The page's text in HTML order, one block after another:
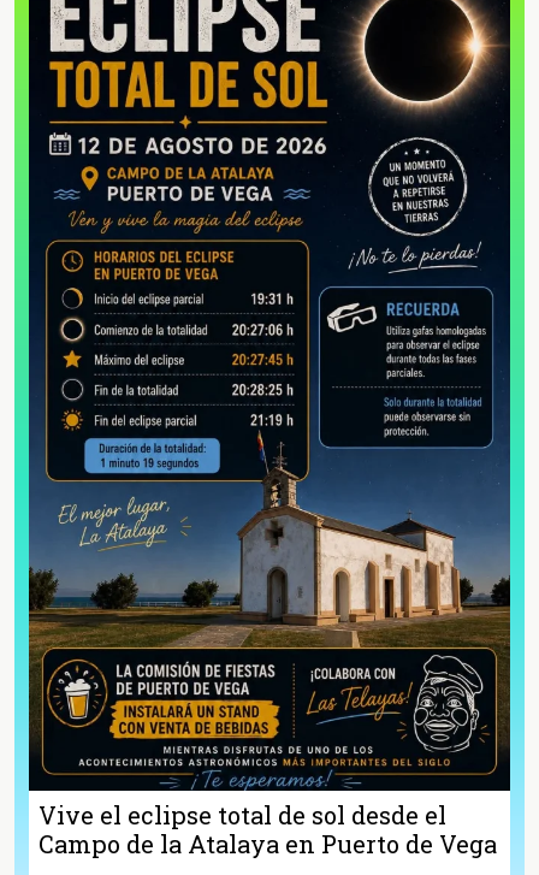
Vive el eclipse total de sol desde el
Campo de la Atalaya en Puerto de Vega